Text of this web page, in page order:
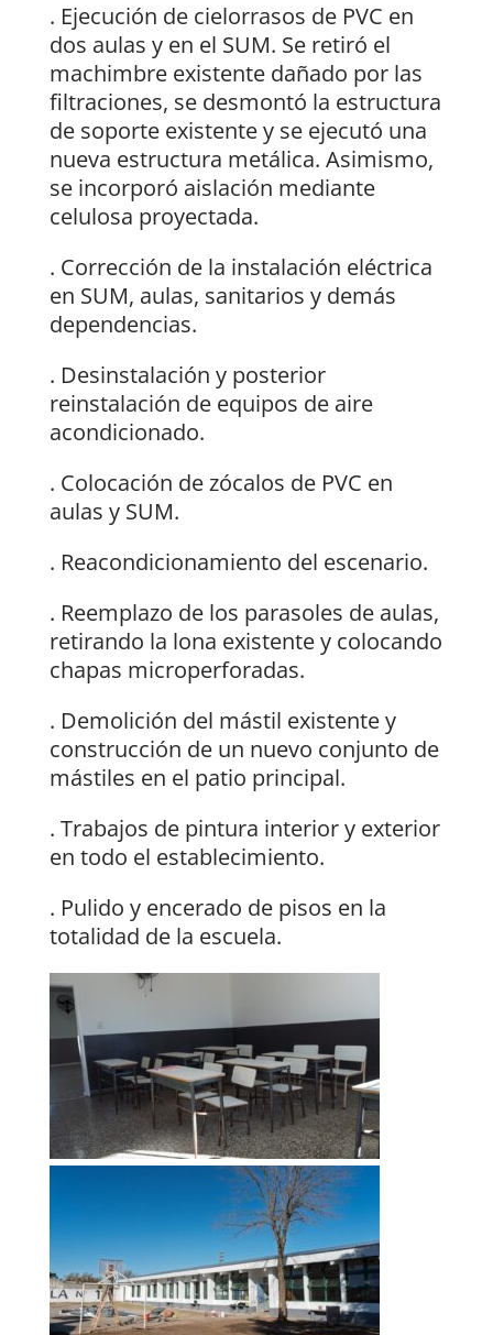
. Ejecución de cielorrasos de PVC en
dos aulas y en el SUM. Se retiró el
machimbre existente dañado por las
filtraciones, se desmontó la estructura
de soporte existente y se ejecutó una
nueva estructura metálica. Asimismo,
se incorporó aislación mediante
celulosa proyectada.
. Corrección de la instalación eléctrica
en SUM, aulas, sanitarios y demás
dependencias.
. Desinstalación y posterior
reinstalación de equipos de aire
acondicionado.
. Colocación de zócalos de PVC en
aulas y SUM.
. Reacondicionamiento del escenario.
. Reemplazo de los parasoles de aulas,
retirando la lona existente y colocando
chapas microperforadas.
. Demolición del mástil existente y
construcción de un nuevo conjunto de
mástiles en el patio principal.
. Trabajos de pintura interior y exterior
en todo el establecimiento.
. Pulido y encerado de pisos en la
totalidad de la escuela.